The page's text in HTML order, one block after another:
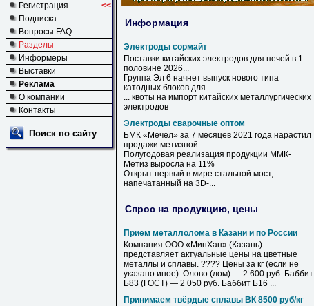
Регистрация
<<
Подписка
Вопросы FAQ
Разделы
Информеры
Выставки
Реклама
О компании
Контакты
Поиск по сайту
Информация
Электроды сормайт
Поставки китайских электродов для печей в 1
половине 2026...
Группа Эл 6 начнет выпуск нового типа
катодных блоков для ...
... квоты на импорт китайских металлургических
электродов
Электроды сварочные оптом
БМК «Мечел» за 7 месяцев 2021 года нарастил
продажи метизной...
Полугодовая реализация продукции ММК-
Метиз выросла на 11%
Открыт первый в мире стальной мост,
напечатанный на 3D-...
Спрос на продукцию, цены
Прием металлолома в Казани и по России
Компания ООО «МинХан» (Казань)
представляет актуальные цены на цветные
металлы и сплавы. ???? Цены за кг (если не
указано иное): Олово (лом) — 2 600 руб. Баббит
Б83 (ГОСТ) — 2 050 руб. Баббит Б16 ...
Принимаем твёрдые сплавы ВК 8500 руб/кг